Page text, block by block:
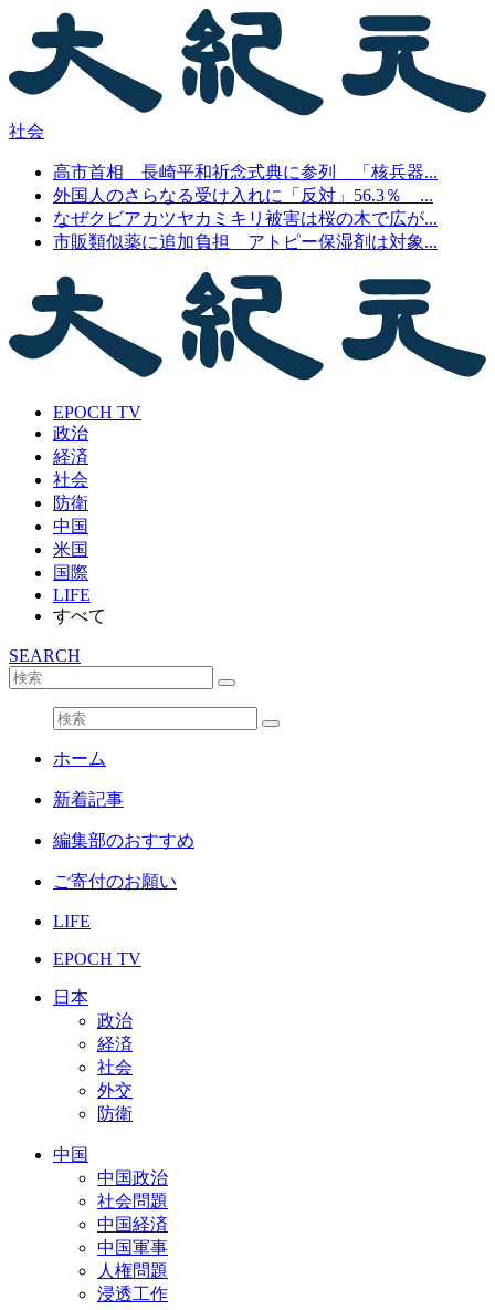
社会
高市首相 長崎平和祈念式典に参列 「核兵器...
外国人のさらなる受け入れに「反対」56.3％ ...
なぜクビアカツヤカミキリ被害は桜の木で広が...
市販類似薬に追加負担 アトピー保湿剤は対象...
EPOCH TV
政治
経済
社会
防衛
中国
米国
国際
LIFE
すべて
SEARCH
ホーム
新着記事
編集部のおすすめ
ご寄付のお願い
LIFE
EPOCH TV
日本
政治
経済
社会
外交
防衛
中国
中国政治
社会問題
中国経済
中国軍事
人権問題
浸透工作